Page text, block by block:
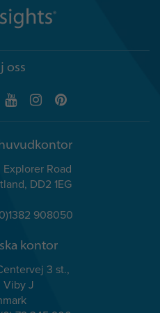
oss
Explorer Road
DD2 1EG
908050
kontor
3 st.,
Viby J